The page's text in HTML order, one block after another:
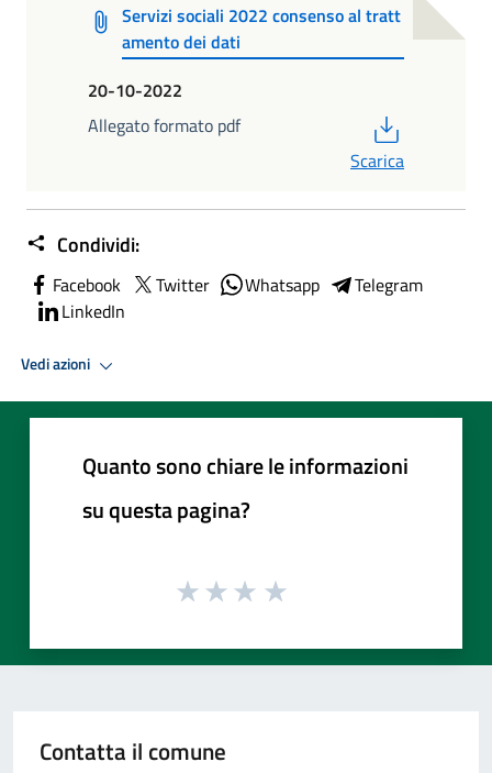
Servizi sociali 2022 consenso al tratt
amento dei dati
20-10-2022
Allegato formato pdf
Scarica
Condividi:
Facebook Twitter Whatsapp
Telegram
LinkedIn
Vedi azioni
Quanto sono chiare le informazioni
su questa pagina?
Contatta il comune